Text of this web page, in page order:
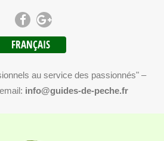
FRANÇAIS
au service des passionnés" –
info@guides-de-peche.fr